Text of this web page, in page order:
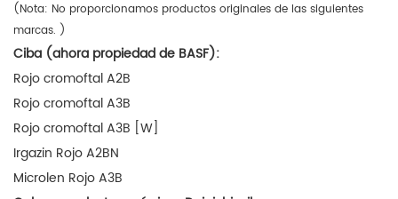
(Nota: No proporcionamos productos originales de las siguientes
marcas. )
Ciba (ahora propiedad de BASF):
Rojo cromoftal A2B
Rojo cromoftal A3B
Rojo cromoftal A3B [W]
Irgazin Rojo A2BN
Microlen Rojo A3B